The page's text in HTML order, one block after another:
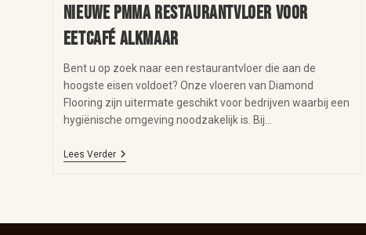
Nieuwe PMMA restaurantvloer voor
eetcafé Alkmaar
Bent u op zoek naar een restaurantvloer die aan de
hoogste eisen voldoet? Onze vloeren van Diamond
Flooring zijn uitermate geschikt voor bedrijven waarbij een
hygiënische omgeving noodzakelijk is. Bij…
Lees Verder